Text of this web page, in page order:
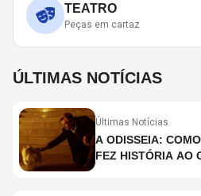
TEATRO
Peças em cartaz
ÚLTIMAS NOTÍCIAS
Últimas Notícias
A ODISSEIA:
FEZ HISTÓRIA AO